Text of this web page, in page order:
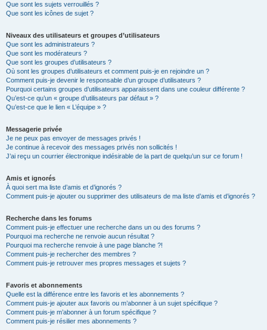
Que sont les sujets verrouillés ?
Que sont les icônes de sujet ?
Niveaux des utilisateurs et groupes d’utilisateurs
Que sont les administrateurs ?
Que sont les modérateurs ?
Que sont les groupes d’utilisateurs ?
Où sont les groupes d’utilisateurs et comment puis-je en rejoindre un ?
Comment puis-je devenir le responsable d’un groupe d’utilisateurs ?
Pourquoi certains groupes d’utilisateurs apparaissent dans une couleur différente ?
Qu’est-ce qu’un « groupe d’utilisateurs par défaut » ?
Qu’est-ce que le lien « L’équipe » ?
Messagerie privée
Je ne peux pas envoyer de messages privés !
Je continue à recevoir des messages privés non sollicités !
J’ai reçu un courrier électronique indésirable de la part de quelqu’un sur ce forum !
Amis et ignorés
À quoi sert ma liste d’amis et d’ignorés ?
Comment puis-je ajouter ou supprimer des utilisateurs de ma liste d’amis et d’ignorés ?
Recherche dans les forums
Comment puis-je effectuer une recherche dans un ou des forums ?
Pourquoi ma recherche ne renvoie aucun résultat ?
Pourquoi ma recherche renvoie à une page blanche ?!
Comment puis-je rechercher des membres ?
Comment puis-je retrouver mes propres messages et sujets ?
Favoris et abonnements
Quelle est la différence entre les favoris et les abonnements ?
Comment puis-je ajouter aux favoris ou m’abonner à un sujet spécifique ?
Comment puis-je m’abonner à un forum spécifique ?
Comment puis-je résilier mes abonnements ?